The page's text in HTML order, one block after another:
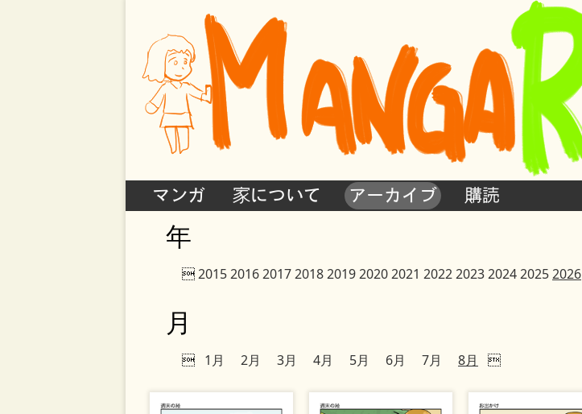
マンガ 家について アーカイブ 購読
年
2015201620172018201920202021 20222023202420252026
月
 1月 2月 3月 4月 5月 6月 7月 8月 